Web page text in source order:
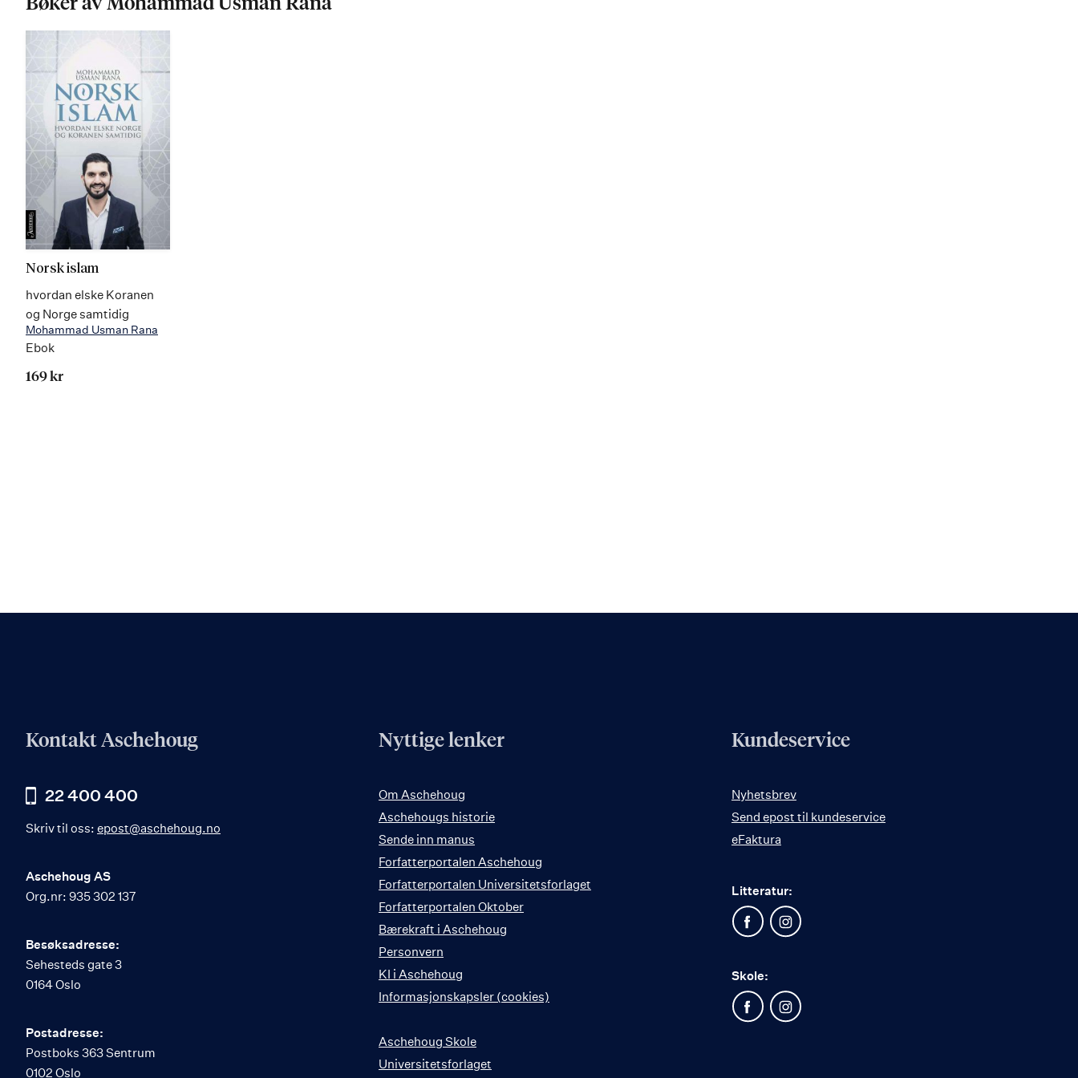
Bøker av Mohammad Usman Rana
Norsk islam
hvordan elske Koranen
og Norge samtidig
Mohammad Usman Rana
Ebok
169 kr
Kontakt Aschehoug
22 400 400
Skriv til oss: epost@aschehoug.no
Aschehoug AS
Org.nr: 935 302 137
Besøksadresse:
Sehesteds gate 3
0164 Oslo
Postadresse:
Postboks 363 Sentrum
0102 Oslo
Nyttige lenker
Om Aschehoug
Aschehougs historie
Sende inn manus
Forfatterportalen Aschehoug
Forfatterportalen Universitetsforlaget
Forfatterportalen Oktober
Bærekraft i Aschehoug
Personvern
KI i Aschehoug
Informasjonskapsler (cookies)
Aschehoug Skole
Universitetsforlaget
Kundeservice
Nyhetsbrev
Send epost til kundeservice
eFaktura
Litteratur:
Skole: